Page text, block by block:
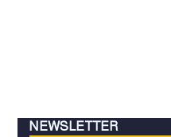
NEWSLETTER